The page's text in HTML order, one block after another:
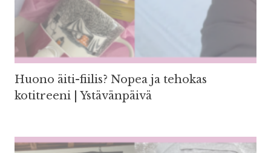
Huono äiti-fiilis? Nopea ja tehokas
kotitreeni | Ystävänpäivä